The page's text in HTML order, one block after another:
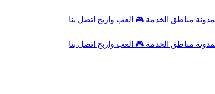
مناطق الخدمة 🎮 العب واربح اتصل بنا
مناطق الخدمة 🎮 العب واربح اتصل بنا